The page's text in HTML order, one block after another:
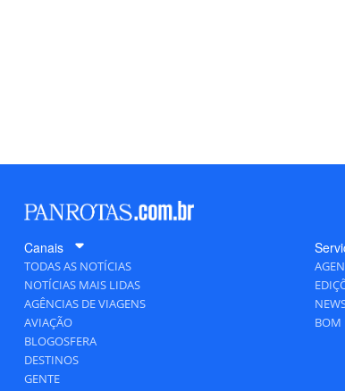
Canais
TODAS AS NOTÍCIAS
NOTÍCIAS MAIS LIDAS
AGÊNCIAS DE VIAGENS
AVIAÇÃO
BLOGOSFERA
DESTINOS
GENTE
BOM